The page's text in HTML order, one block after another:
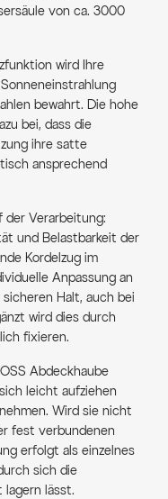
von ca. 3000
wird Ihre
bewahrt. Die hohe
bei, dass die
ihre satte
ansprechend
der Verarbeitung:
und Belastbarkeit der
Kordelzug im
Anpassung an
Halt, auch bei
wird dies durch
fixieren.
Abdeckhaube
leicht aufziehen
Wird sie nicht
fest verbundenen
erfolgt als einzelnes
sich die
lagern lässt.